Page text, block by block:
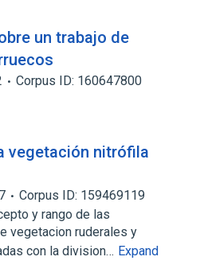
un trabajo de
Corpus ID: 160647800
vegetación nitrófila
Corpus ID: 159469119
y rango de las
vegetacion ruderales y
con la division… Expand